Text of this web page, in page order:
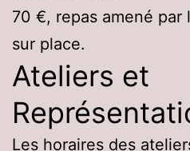
70 €, repas amené
sur place.
Ateliers et
Les horaires des